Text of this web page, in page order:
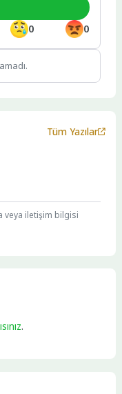
0 0
Tüm Yazılar
veya iletişim bilgisi
.